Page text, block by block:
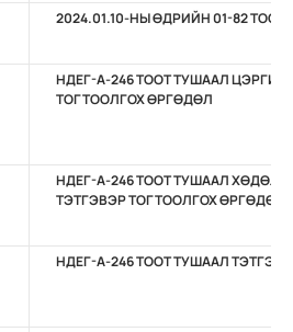
2024.01.10-НЫ ӨДРИЙН 01-82
НДЕГ-А-246 ТООТ ТУШААЛ
ТОГТООЛГОХ ӨРГӨДӨЛ
НДЕГ-А-246 ТООТ ТУШААЛ
ТЭТГЭВЭР ТОГТООЛГОХ ӨРГӨДӨЛ
НДЕГ-А-246 ТООТ ТУШААЛ